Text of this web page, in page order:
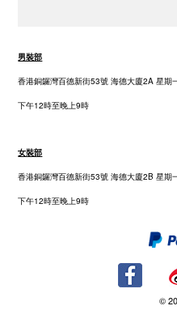
男裝部
香港銅鑼灣百德新街53號 海德大廈2A 星
下午12時至晚上9時
女裝部
香港銅鑼灣百德新街53號 海德大廈2B 星
下午12時至晚上9時
©